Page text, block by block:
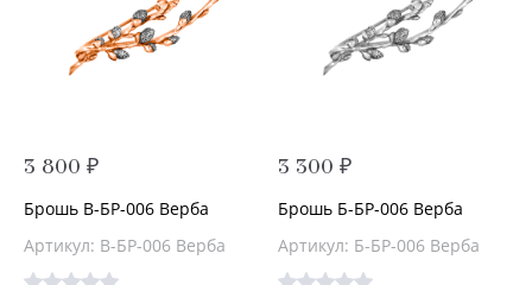
3 800 ₽
Брошь В-БР-006 Верба
Артикул: В-БР-006 Верба
3 300 ₽
Брошь Б-БР-006 Верба
Артикул: Б-БР-006 Верба